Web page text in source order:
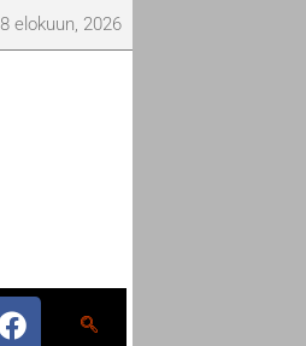
8 elokuun, 2026